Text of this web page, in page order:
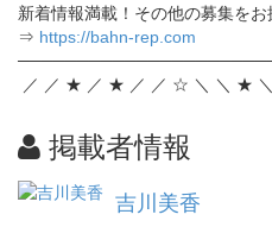
新着情報満載！その他の募集をお
⇒ https://bahn-rep.com
／ ／ ★ ／ ★ ／ ／ ☆ ＼ ＼ ★
掲載者情報
吉川美香